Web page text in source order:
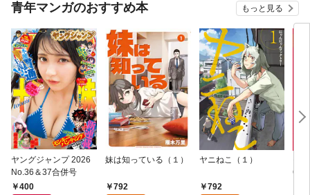
青年マンガのおすすめ本 もっと見る
ヤングジャンプ 2026
No.36＆37合併号
400
妹は知っている（１）
792
ヤニねこ（１）
792
6・